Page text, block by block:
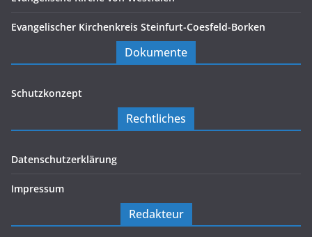
Evangelischer Kirchenkreis Steinfurt-Coesfeld-Borken
Dokumente
Schutzkonzept
Rechtliches
Datenschutzerklärung
Impressum
Redakteur